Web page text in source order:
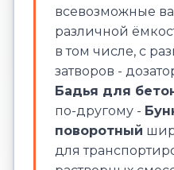
всевозможные
различной
в том числе, с
затворов -
Бадья для
по-другому -
поворотный
для